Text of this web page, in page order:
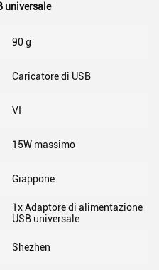
universale
90 g
Caricatore di USB
VI
15W massimo
Giappone
1x Adaptore di alimentazione
USB universale
Shezhen